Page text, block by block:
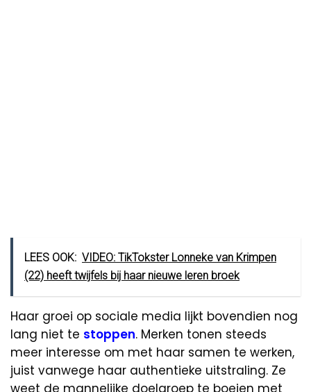
LEES OOK: VIDEO: TikTokster Lonneke van Krimpen
(22) heeft twijfels bij haar nieuwe leren broek
Haar groei op sociale media lijkt bovendien nog
lang niet te stoppen. Merken tonen steeds
meer interesse om met haar samen te werken,
juist vanwege haar authentieke uitstraling. Ze